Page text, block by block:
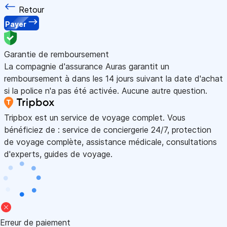
Retour
Payer
Garantie de remboursement
La compagnie d'assurance Auras garantit un
remboursement à dans les 14 jours suivant la date d'achat
si la police n'a pas été activée. Aucune autre question.
Tripbox est un service de voyage complet. Vous
bénéficiez de : service de conciergerie 24/7, protection
de voyage complète, assistance médicale, consultations
d'experts, guides de voyage.
Erreur de paiement